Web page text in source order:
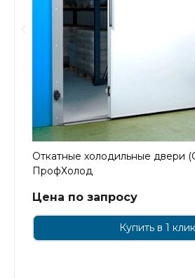
Откатные холодильные
ПрофХолод
Цена по запросу
Купить в 1 клик